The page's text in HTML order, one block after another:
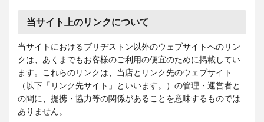
当サイト上のリンクについて
当サイトにおけるブリヂストン以外のウェブサイトへのリン
クは、あくまでもお客様のご利用の便宜のために掲載してい
ます。これらのリンクは、当店とリンク先のウェブサイト
（以下「リンク先サイト」といいます。）の管理・運営者と
の間に、提携・協力等の関係があることを意味するものでは
ありません。